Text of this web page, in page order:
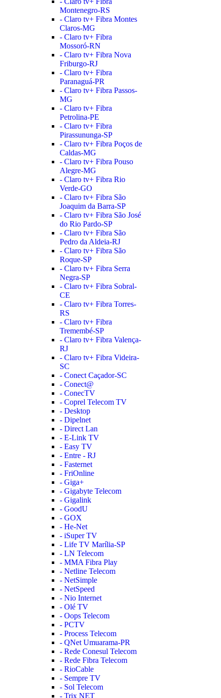
Montenegro-RS
- Claro tv+ Fibra Montes
Claros-MG
- Claro tv+ Fibra
Mossoró-RN
- Claro tv+ Fibra Nova
Friburgo-RJ
- Claro tv+ Fibra
Paranaguá-PR
- Claro tv+ Fibra Passos-
MG
- Claro tv+ Fibra
Petrolina-PE
- Claro tv+ Fibra
Pirassununga-SP
- Claro tv+ Fibra Poços de
Caldas-MG
- Claro tv+ Fibra Pouso
Alegre-MG
- Claro tv+ Fibra Rio
Verde-GO
- Claro tv+ Fibra São
Joaquim da Barra-SP
- Claro tv+ Fibra São José
do Rio Pardo-SP
- Claro tv+ Fibra São
Pedro da Aldeia-RJ
- Claro tv+ Fibra São
Roque-SP
- Claro tv+ Fibra Serra
Negra-SP
- Claro tv+ Fibra Sobral-
CE
- Claro tv+ Fibra Torres-
RS
- Claro tv+ Fibra
Tremembé-SP
- Claro tv+ Fibra Valença-
RJ
- Claro tv+ Fibra Videira-
SC
- Conect Caçador-SC
- Conect@
- ConecTV
- Coprel Telecom TV
- Desktop
- Dipelnet
- Direct Lan
- E-Link TV
- Easy TV
- Entre - RJ
- Fasternet
- FriOnline
- Giga+
- Gigabyte Telecom
- Gigalink
- GoodU
- GOX
- He-Net
- iSuper TV
- Life TV Marília-SP
- LN Telecom
- MMA Fibra Play
- Netline Telecom
- NetSimple
- NetSpeed
- Nio Internet
- Olé TV
- Oops Telecom
- PCTV
- Process Telecom
- QNet Umuarama-PR
- Rede Conesul Telecom
- Rede Fibra Telecom
- RioCable
- Sempre TV
- Sol Telecom
- Trix NET